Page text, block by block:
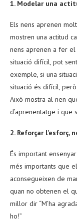
1. Modelar una
Els nens aprenen
mostren una actitud
nens aprenen a fer el
situació difícil, pot
exemple, si una
situació és difícil,
Això mostra al nen
d’aprenentatge i que
2. Reforçar l’esforç,
És important
més importants que
aconsegueixen de
quan no obtenen el
millor dir “M’ha
ho!”